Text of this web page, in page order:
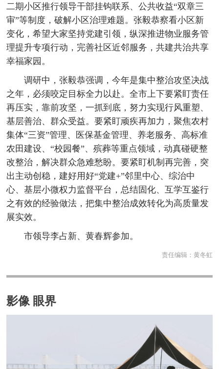
二期小区推行领导干部挂钩联系、公共收益“双章三
审”等制度，破解小区治理难题。张毅恭察看小区新
变化，希望大家坚持党建引领，纵深推进物业服务管
理提升专项行动，完善社区近邻服务，共建共治共享
幸福家园。
调研中，张毅恭强调，今年是集中整治攻坚决战
之年，必须咬定目标全力以赴。全市上下要紧盯责任
再压实，靠前攻坚，一抓到底，努力实现行风重塑、
基层善治、群众受益。要紧盯顽疾再加力，聚焦农村
集体“三资”管理、医保基金管理、养老服务、高标准
农田建设、“校园餐”、殡葬等重点领域，动真碰硬整
改整治，解决群众急难愁盼。要紧盯机制再完善，突
出主动创稳，建好用好“党建+”邻里中心、综治中
心、基层小微权力监督平台，总结固化、互学互鉴行
之有效的经验做法，把集中整治成效转化为高质量发
展实效。
市领导李占新、黄春辉参加。
责任编辑： 黄冬虹
影像 眼界